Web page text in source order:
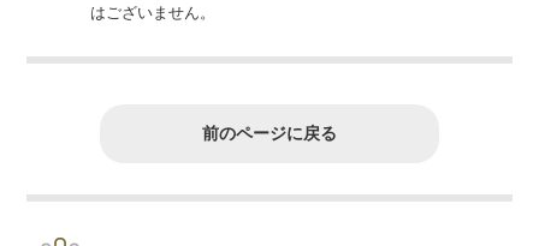
はございません。
前のページに戻る